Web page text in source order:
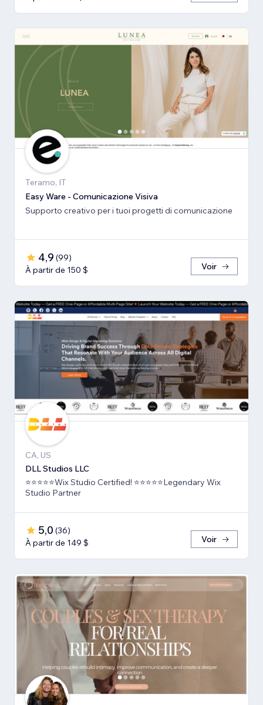
Teramo, IT
Easy Ware - Comunicazione Visiva
Supporto creativo per i tuoi progetti di comunicazione
4,9 (99)
À partir de 150 $
Voir
CA, US
DLL Studios LLC
⭐⭐⭐⭐⭐Wix Studio Certified! ⭐⭐⭐⭐⭐Legendary Wix
Studio Partner
5,0 (36)
À partir de 149 $
Voir